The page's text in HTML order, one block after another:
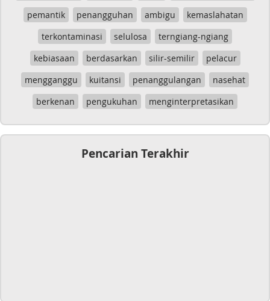
pemantik
penangguhan ambigu
kemaslahatan
terkontaminasi
selulosa
terngiang-ngiang
kebiasaan
berdasarkan silir-semilir
pelacur
mengganggu
kuitansi penanggulangan
nasehat
berkenan
pengukuhan menginterpretasikan
Pencarian Terakhir